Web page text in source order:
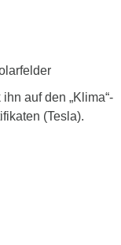
auf den „Klima“-
(Tesla).